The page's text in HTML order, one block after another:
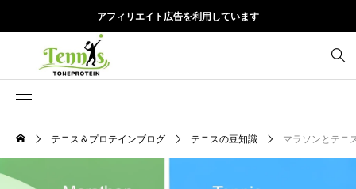
アフィリエイト広告を利用しています
テニス＆プロテインブログ テニスの豆知識 マラソンとテニ